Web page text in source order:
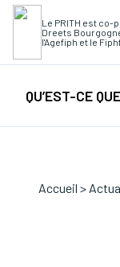
Le PRITH est co-
Dreets
l'Agefiph et le
QU’EST-CE
Accueil >